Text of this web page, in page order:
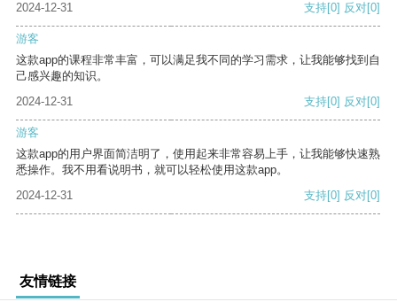
2024-12-31 支持[0] 反对[0]
游客
这款app的课程非常丰富，可以满足我不同的学习需求，让我能够找到自
己感兴趣的知识。
2024-12-31
支持[0] 反对[0]
游客
这款app的用户界面简洁明了，使用起来非常容易上手，让我能够快速熟
悉操作。我不用看说明书，就可以轻松使用这款app。
2024-12-31
支持[0] 反对[0]
友情链接